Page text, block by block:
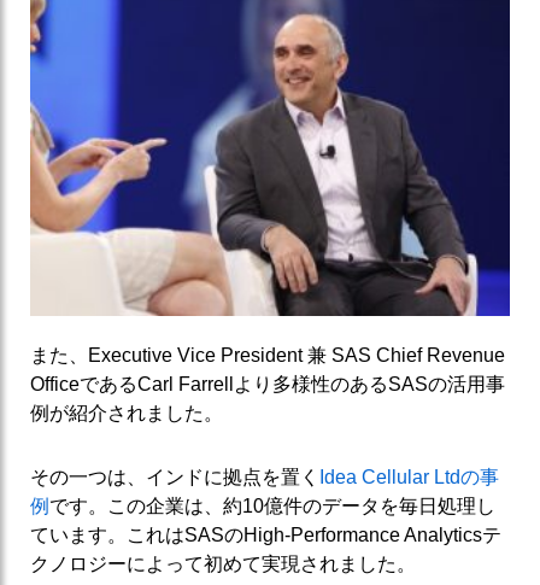
また、Executive Vice President 兼 SAS Chief Revenue
OfficeであるCarl Farrellより多様性のあるSASの活用事
例が紹介されました。
その一つは、インドに拠点を置く Idea Cellular Ltdの事
例 です。この企業は、約10億件のデータを毎日処理し
ています。これはSASのHigh-Performance Analyticsテ
クノロジーによって初めて実現されました。